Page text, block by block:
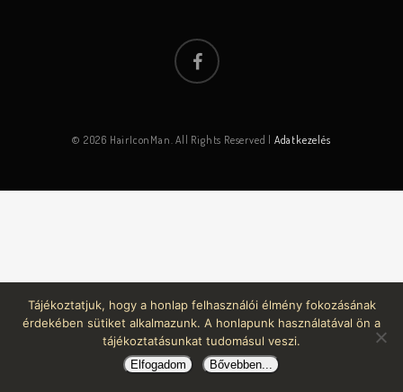
© 2026 HairIconMan. All Rights Reserved | Adatkezelés
Tájékoztatjuk, hogy a honlap felhasználói élmény fokozásának
érdekében sütiket alkalmazunk. A honlapunk használatával ön a
tájékoztatásunkat tudomásul veszi.
Elfogadom Bővebben...